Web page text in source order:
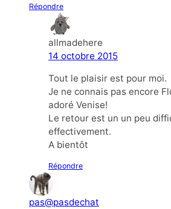
Répondre
allmadehere
14 octobre 2015
Tout le plaisir est pour moi.
Je ne connais pas encore
adoré Venise!
Le retour est un un peu
effectivement.
A bientôt
Répondre
pas@pasdechat